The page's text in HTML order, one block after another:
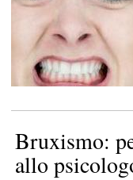
Bruxismo:
allo